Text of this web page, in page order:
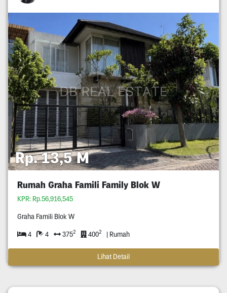
Rp. 13,5 M
Rumah Graha Famili Family Blok W
KPR: Rp.56,916,545
Graha Famili Blok W
4 4 3752 4002 | Rumah
Lihat Detail